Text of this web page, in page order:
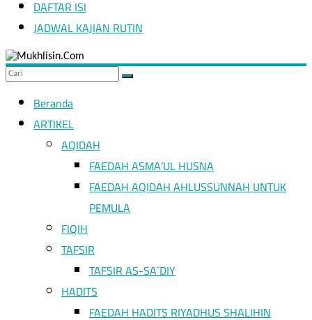
Mukhlisin.Com
seperti
orang
adalah
dari
DAFTAR ISI
JADWAL KAJIAN RUTIN
Beranda
ARTIKEL
AQIDAH
FAEDAH ASMA’UL HUSNA
FAEDAH AQIDAH AHLUSSUNNAH UNTUK
PEMULA
FIQIH
TAFSIR
TAFSIR AS-SA`DIY
HADITS
FAEDAH HADITS RIYADHUS SHALIHIN